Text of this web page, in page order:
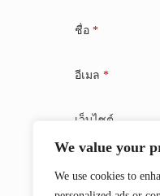
We value your
We use cookies to
ชื่อ *
อีเมล *
เว็บไซต์
บันทึกชื่อ, อี